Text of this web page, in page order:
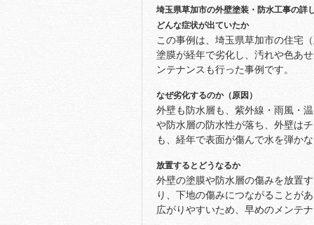
埼玉県草加市の外壁塗装・防水工事の詳
どんな症状が出ていたか
この事例は、埼玉県草加市の住宅
塗膜が経年で劣化し、汚れや色あ
ンテナンスも行った事例です。
なぜ劣化するのか（原因）
外壁も防水層も、紫外線・雨風・
や防水層の防水性が落ち、外壁は
も、経年で表面が傷んで水を弾か
放置するとどうなるか
外壁の塗膜や防水層の傷みを放置
り、下地の傷みにつながることが
広がりやすいため、早めのメンテ